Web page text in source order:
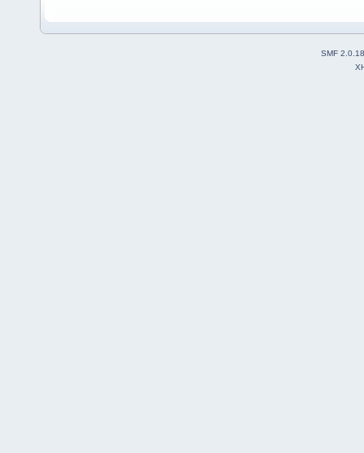
SMF 2.0.18